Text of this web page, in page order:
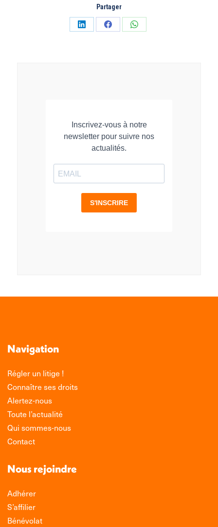
Partager
PartagerPartagerPartager
Navigation
Régler un litige !
Connaître ses droits
Alertez-nous
Toute l’actualité
Qui sommes-nous
Contact
Nous rejoindre
Adhérer
S’affilier
Bénévolat